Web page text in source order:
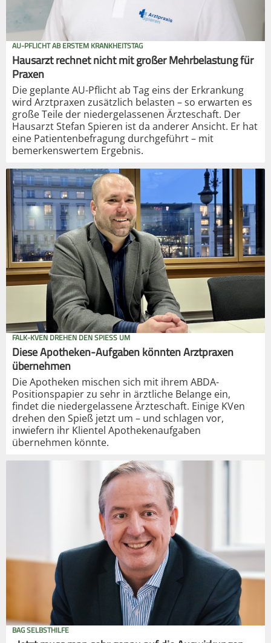
AU-PFLICHT AB ERSTEM KRANKHEITSTAG
Hausarzt rechnet nicht mit großer Mehrbelastung für
Praxen
Die geplante AU-Pflicht ab Tag eins der Erkrankung
wird Arztpraxen zusätzlich belasten – so erwarten es
große Teile der niedergelassenen Ärzteschaft. Der
Hausarzt Stefan Spieren ist da anderer Ansicht. Er hat
eine Patientenbefragung durchgeführt – mit
bemerkenswertem Ergebnis.
FALK-KVEN DREHEN DEN SPIESS UM
Diese Apotheken-Aufgaben könnten Arztpraxen
übernehmen
Die Apotheken mischen sich mit ihrem ABDA-
Positionspapier zu sehr in ärztliche Belange ein,
findet die niedergelassene Ärzteschaft. Einige KVen
drehen den Spieß jetzt um – und schlagen vor,
inwiefern ihr Klientel Apothekenaufgaben
übernehmen könnte.
BAG SELBSTHILFE